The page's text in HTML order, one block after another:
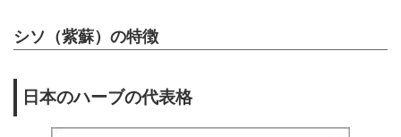
シソ（紫蘇）の特徴
日本のハーブの代表格